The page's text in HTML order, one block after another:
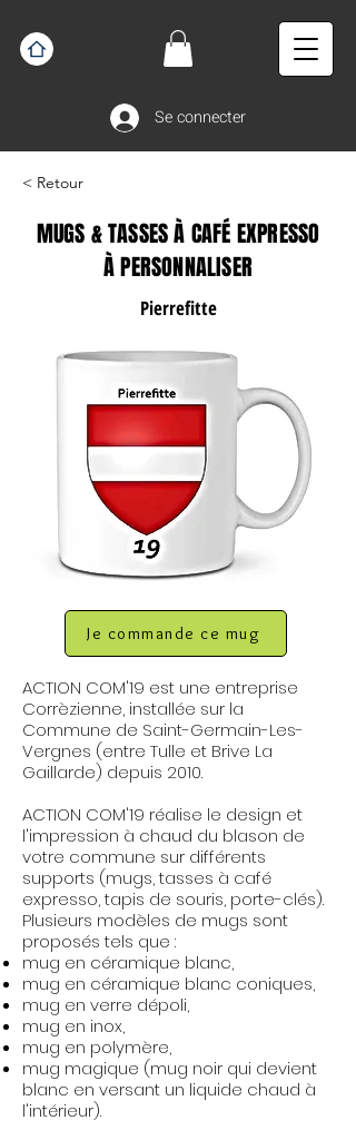
Se connecter
< Retour
MUGS & TASSES À CAFÉ EXPRESSO
À PERSONNALISER
Pierrefitte
Je commande ce mug
ACTION COM'19 est une entreprise
Corrèzienne, installée sur la
Commune de Saint-Germain-Les-
Vergnes (entre Tulle et Brive La
Gaillarde) depuis 2010.
ACTION COM'19 réalise le design et
l'impression à chaud du blason de
votre commune sur différents
supports (mugs, tasses à café
expresso, tapis de souris, porte-clés).
Plusieurs modèles de mugs sont
proposés tels que :
mug en céramique blanc,
mug en céramique blanc coniques,
mug en verre dépoli,
mug en inox,
mug en polymère,
mug magique (mug noir qui devient
blanc en versant un liquide chaud à
l'intérieur).​